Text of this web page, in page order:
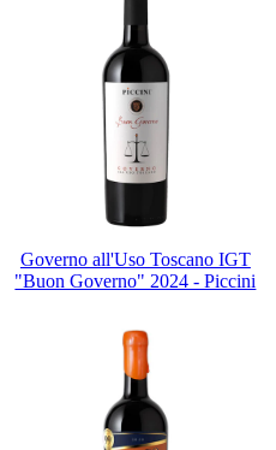
Governo all'Uso Toscano IGT
"Buon Governo" 2024 - Piccini